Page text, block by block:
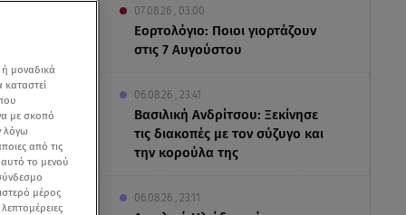
07.08.26 , 03:00
Εορτολόγιο: Ποιοι γιορτάζουν
στις 7 Αυγούστου
06.08.26 , 23:41
Βασιλική Ανδρίτσου: Ξεκίνησε
τις διακοπές με τον σύζυγο και
την κορούλα της
06.08.26 , 23:11
μοναδικά
με σκοπό
λόγω
από τις
αυτό το μενού
μέρος